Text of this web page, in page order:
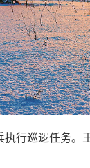
行巡逻任务。